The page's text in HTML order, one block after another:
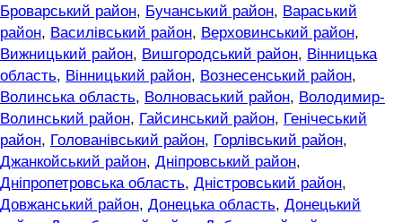
Броварський район, Бучанський район, Вараський
район, Василівський район, Верховинський район,
Вижницький район, Вишгородський район, Вінницька
область, Вінницький район, Вознесенський район,
Волинська область, Волноваський район, Володимир-
Волинський район, Гайсинський район, Генічеський
район, Голованівський район, Горлівський район,
Джанкойський район, Дніпровський район,
Дніпропетровська область, Дністровський район,
Довжанський район, Донецька область, Донецький